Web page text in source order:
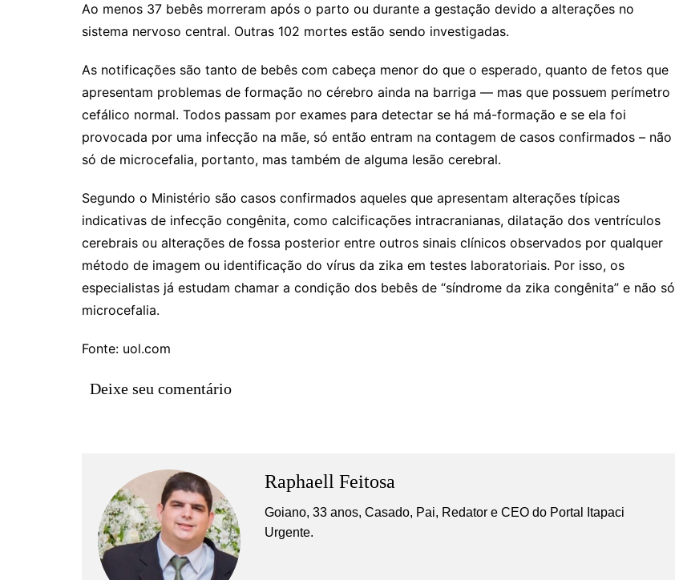
Rianápolis
Rubiataba
Santa Isabel
Santa Terezinha de Goiás
Uirapuru
Uruaçu
Uruana
Uirapuru
Ao menos 37 bebês morreram após o parto ou durante a gestação devido a alterações no
sistema nervoso central. Outras 102 mortes estão sendo investigadas.
As notificações são tanto de bebês com cabeça menor do que o esperado, quanto de fetos que
apresentam problemas de formação no cérebro ainda na barriga — mas que possuem perímetro
cefálico normal. Todos passam por exames para detectar se há má-formação e se ela foi
provocada por uma infecção na mãe, só então entram na contagem de casos confirmados – não
só de microcefalia, portanto, mas também de alguma lesão cerebral.
Segundo o Ministério são casos confirmados aqueles que apresentam alterações típicas
indicativas de infecção congênita, como calcificações intracranianas, dilatação dos ventrículos
cerebrais ou alterações de fossa posterior entre outros sinais clínicos observados por qualquer
método de imagem ou identificação do vírus da zika em testes laboratoriais. Por isso, os
especialistas já estudam chamar a condição dos bebês de “síndrome da zika congênita” e não só
microcefalia.
Fonte: uol.com
Deixe seu comentário
Raphaell Feitosa
Goiano, 33 anos, Casado, Pai, Redator e CEO do Portal Itapaci
Urgente.